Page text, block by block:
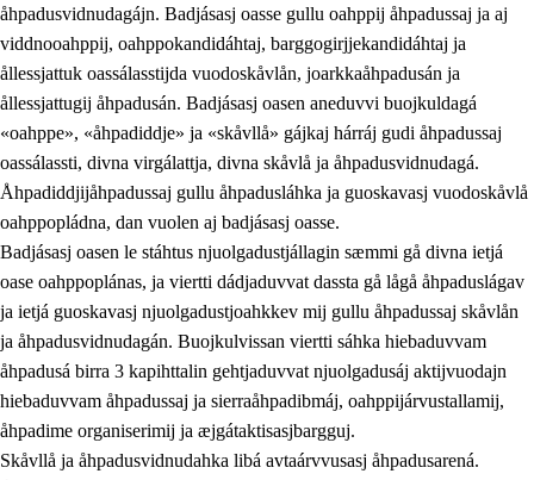
åhpadusvidnudagájn. Badjásasj oasse gullu oahppij åhpadussaj ja aj
viddnooahppij, oahppokandidáhtaj, barggogirjjekandidáhtaj ja
ållessjattuk oassálasstijda vuodoskåvlån, joarkkaåhpadusán ja
ållessjattugij åhpadusán. Badjásasj oasen aneduvvi buojkuldagá
«oahppe», «åhpadiddje» ja «skåvllå» gájkaj hárráj gudi åhpadussaj
oassálassti, divna virgálattja, divna skåvlå ja åhpadusvidnudagá.
Åhpadiddjijåhpadussaj gullu åhpadusláhka ja guoskavasj vuodoskåvlå
oahppopládna, dan vuolen aj badjásasj oasse.
Badjásasj oasen le stáhtus njuolgadustjállagin sæmmi gå divna ietjá
oase oahppoplánas, ja viertti dádjaduvvat dassta gå lågå åhpaduslágav
ja ietjá guoskavasj njuolgadustjoahkkev mij gullu åhpadussaj skåvlån
ja åhpadusvidnudagán. Buojkulvissan viertti sáhka hiebaduvvam
åhpadusá birra 3 kapihttalin gehtjaduvvat njuolgadusáj aktijvuodajn
hiebaduvvam åhpadussaj ja sierraåhpadibmáj, oahppijárvustallamij,
åhpadime organiserimij ja æjgátaktisasjbargguj.
Skåvllå ja åhpadusvidnudahka libá avtaárvvusasj åhpadusarená.